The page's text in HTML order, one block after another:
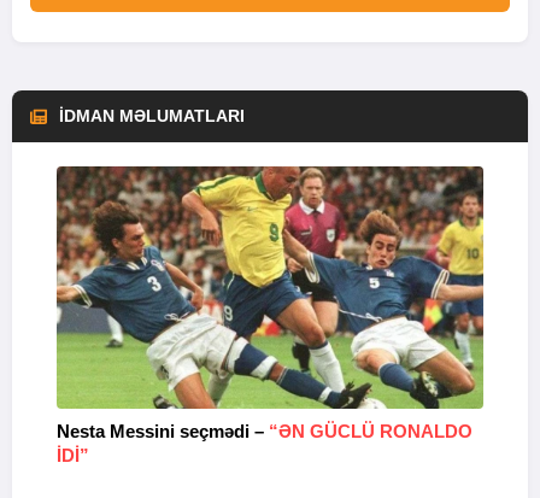
İDMAN MƏLUMATLARI
Nesta Messini seçmədi – “ƏN GÜCLÜ RONALDO
IDI”